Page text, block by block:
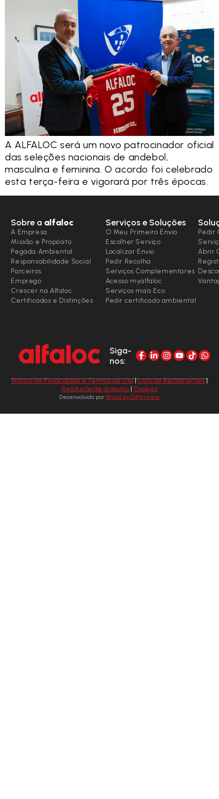
A ALFALOC será um novo patrocinador oficial
das seleções nacionais de andebol,
masculina e feminina. O acordo foi celebrado
esta terça-feira e vigorará por três épocas.
Sobre a alfaloc
A Empresa
Missão e Propósito
Pegada Ambiental
Responsabilidade Social
Parceiros
Emprego
Crescer na Alfaloc
Certificados e Distinções
Serviços e Soluções
O Meu Primeiro Envio
Escolher Serviço
Localizar Envio
Pedir Recolha
Serviços Complementares
Acesso myalfaloc
Serviços mais Eco
Pedir certificado ambiental
Pedir
Abrir
Siga-
nos:
Política de Privacidade e Termos de Uso|Livro de Reclamações|
Resolução de disputas | Cookies
Desenvolvido por Brand by Difference